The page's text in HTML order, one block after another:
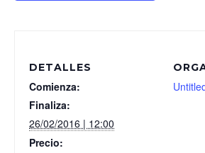
DETALLES
Comienza:
Finaliza:
26/02/2016 | 12:00
Precio: